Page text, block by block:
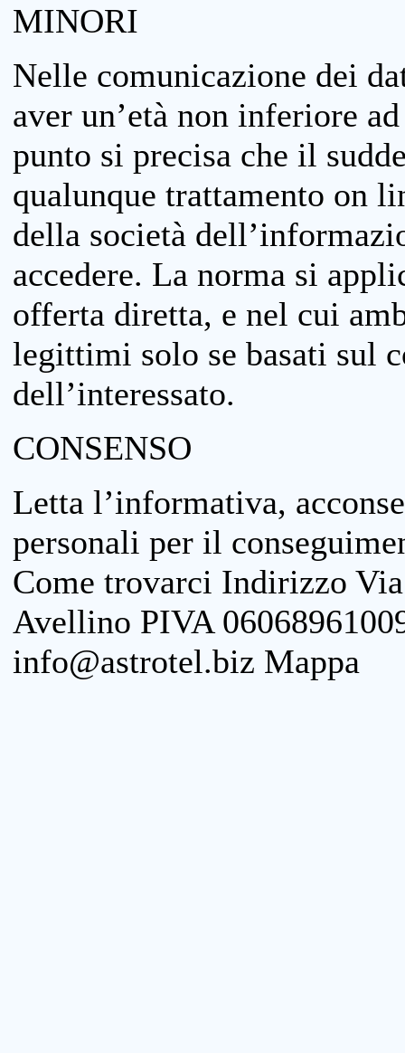
MINORI
Nelle comunicazione dei
aver un’età non inferiore
punto si precisa che il
qualunque trattamento on
della società
accedere. La norma si
offerta diretta, e nel cui
legittimi solo se basati sul
dell’interessato.
CONSENSO
Letta l’informativa,
personali per il
Come trovarci Indirizzo
Avellino PIVA
info@astrotel.biz Mappa